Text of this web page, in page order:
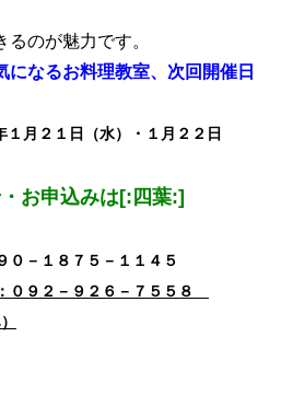
のが魅力です。
になるお料理教室、次回開催日
月２１日（水）・１月２２日
お申込みは[:四葉:]
－１８７５－１１４５
０９２－９２６－７５５８